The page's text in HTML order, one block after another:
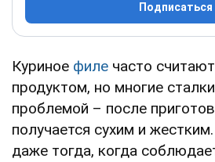
Подписаться
Куриное филе часто
продуктом, но многие
проблемой – после
получается сухим и
даже тогда, когда